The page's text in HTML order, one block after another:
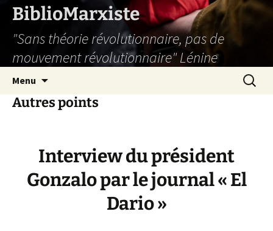
Aller
contenu
BiblioMarxiste
"Sans théorie révolutionnaire, pas de
mouvement révolutionnaire" Lénine
Menu
Autres points
Interview du président
Gonzalo par le journal « El
Dario »